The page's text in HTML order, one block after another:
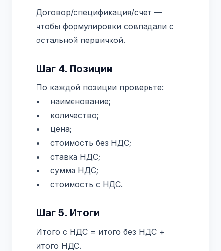
Договор/спецификация/счет —
чтобы формулировки совпадали с
остальной первичкой.
Шаг 4. Позиции
По каждой позиции проверьте:
• наименование;
• количество;
• цена;
• стоимость без НДС;
• ставка НДС;
• сумма НДС;
• стоимость с НДС.
Шаг 5. Итоги
Итого с НДС = итого без НДС +
итого НДС.